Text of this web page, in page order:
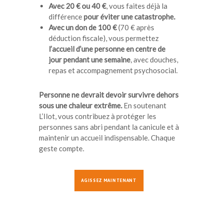
Avec 20 € ou 40 €, vous faites déjà la
différencepour éviter une catastrophe.
Avec un don de 100 €(70 € après
déduction fiscale), vous permettez
l’accueil d’une personne en centre de
jour pendant une semaine, avec douches,
repas et accompagnement psychosocial.
Personne ne devrait devoir survivre dehors
sous une chaleur extrême. En soutenant
L’Ilot, vous contribuez à protéger les
personnes sans abri pendant la canicule et à
maintenir un accueil indispensable. Chaque
geste compte.
AGISSEZ MAINTENANT